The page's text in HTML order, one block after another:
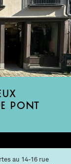
Pont
au 14-16 rue